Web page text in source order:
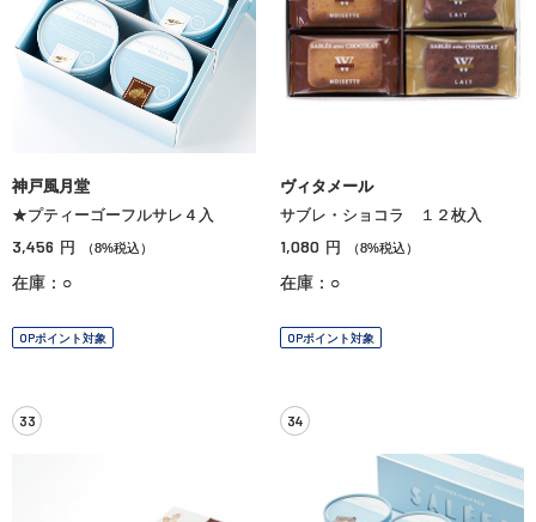
神戸風月堂
★プティーゴーフルサレ４入
3,456 円 （8%税込）
在庫：○
OPポイント対象
ヴィタメール
サブレ・ショコラ １２枚入
1,080 円 （8%税込）
在庫：○
OPポイント対象
33 34